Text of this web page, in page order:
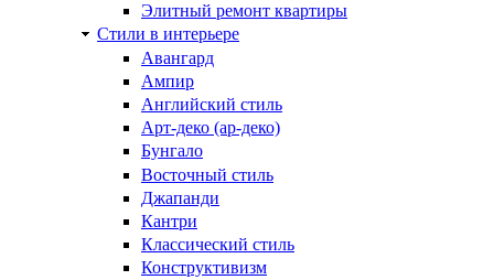
Элитный ремонт квартиры
Стили в интерьере
Авангард
Ампир
Английский стиль
Арт-деко (ар-деко)
Бунгало
Восточный стиль
Джапанди
Кантри
Классический стиль
Конструктивизм